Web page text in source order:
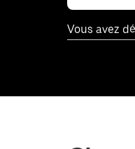
Vous avez